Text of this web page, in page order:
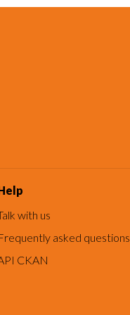
with us
asked questions
CKAN